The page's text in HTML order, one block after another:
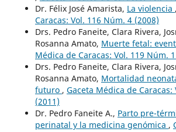
Dr. Félix José Amarista, La violencia ,
Caracas: Vol. 116 Núm. 4 (2008)
Drs. Pedro Faneite, Clara Rivera,
Rosanna Amato, Muerte fetal:
Médica de Caracas: Vol. 119 Núm.
Drs. Pedro Faneite, Clara Rivera,
Rosanna Amato, Mortalidad
futuro , Gaceta Médica de Caracas:
(2011)
Dr. Pedro Faneite A., Parto pre-
perinatal y la medicina genómica ,